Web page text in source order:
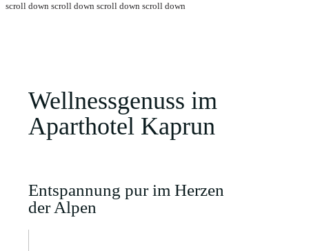
scroll down scroll down scroll down scroll down
Wellnessgenuss im
Aparthotel Kaprun
Entspannung pur im Herzen
der Alpen